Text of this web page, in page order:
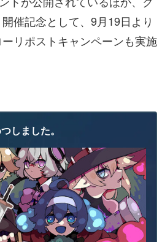
催記念として、9月19日より
リポストキャンペーンも実施
しました。